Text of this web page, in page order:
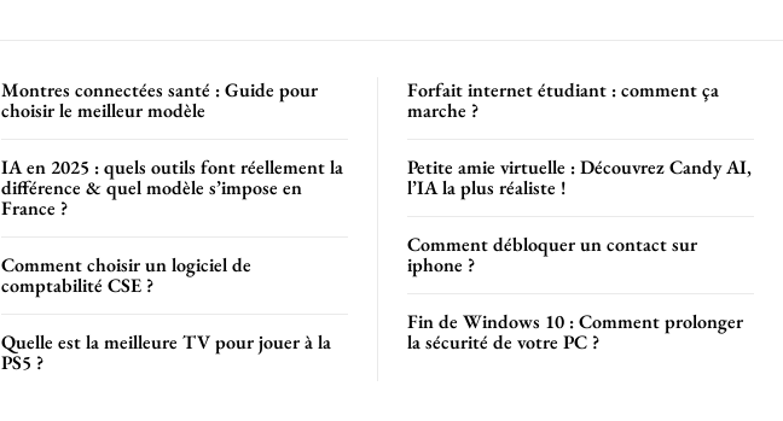
Montres connectées santé : Guide pour
choisir le meilleur modèle
IA en 2025 : quels outils font réellement la
différence & quel modèle s’impose en
France ?
Comment choisir un logiciel de
comptabilité CSE ?
Quelle est la meilleure TV pour jouer à la
PS5 ?
Forfait internet étudiant : comment ça
marche ?
Petite amie virtuelle : Découvrez Candy AI,
l’IA la plus réaliste !
Comment débloquer un contact sur
iphone ?
Fin de Windows 10 : Comment prolonger
la sécurité de votre PC ?